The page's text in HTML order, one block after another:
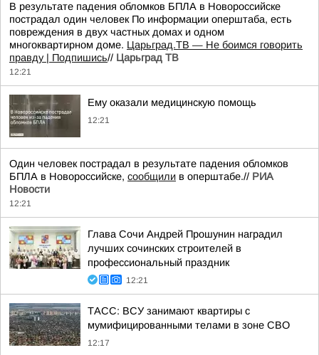
В результате падения обломков БПЛА в Новороссийске
пострадал один человек По информации оперштаба, есть
повреждения в двух частных домах и одном
многоквартирном доме. Царьград.ТВ — Не боимся говорить
правду | Подпишись// Царьград ТВ
12:21
Ему оказали медицинскую помощь
12:21
Один человек пострадал в результате падения обломков
БПЛА в Новороссийске, сообщили в оперштабе.// РИА
Новости
12:21
Глава Сочи Андрей Прошунин наградил
лучших сочинских строителей в
профессиональный праздник
12:21
ТАСС: ВСУ занимают квартиры с
мумифицированными телами в зоне СВО
12:17